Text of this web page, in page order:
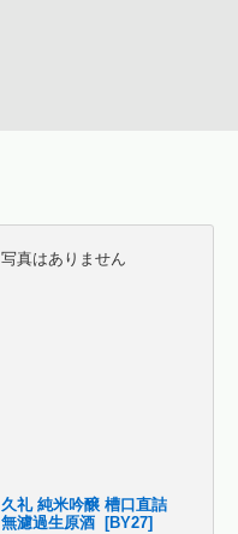
写真はありません
久礼 純米吟醸 槽口直詰
無濾過生原酒 [BY27]